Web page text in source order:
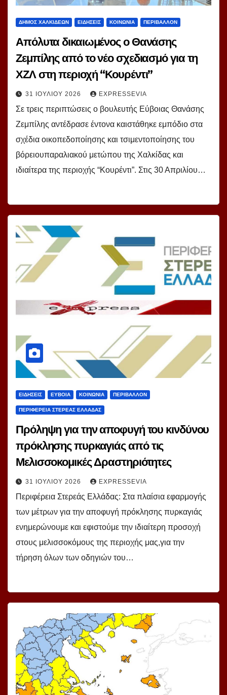
ΔΗΜΟΣ ΧΑΛΚΙΔΕΩΝ ΕΙΔΗΣΕΙΣ ΚΟΙΝΩΝΙΑ ΠΕΡΙΒΑΛΛΟΝ
Απόλυτα δικαιωμένος ο Θανάσης
Ζεμπίλης από το νέο σχεδιασμό για τη
ΧΖΛ στη περιοχή “Κουρέντι”
31 ΙΟΥΛΊΟΥ 2026 EXPRESSEVIA
Σε τρεις περιπτώσεις ο βουλευτής Εύβοιας Θανάσης
Ζεμπίλης αντέδρασε έντονα καιστάθηκε εμπόδιο στα
σχέδια οικοπεδοποίησης και τσιμεντοποίησης του
βόρειουπαραλιακού μετώπου της Χαλκίδας και
ιδιαίτερα της περιοχής “Κουρέντι”. Στις 30 Απριλίου…
ΕΙΔΗΣΕΙΣ ΕΥΒΟΙΑ ΚΟΙΝΩΝΙΑ ΠΕΡΙΒΑΛΛΟΝ
ΠΕΡΙΦΕΡΕΙΑ ΣΤΕΡΕΑΣ ΕΛΛΑΔΑΣ
Πρόληψη για την αποφυγή του κινδύνου
πρόκλησης πυρκαγιάς από τις
Μελισσοκομικές Δραστηριότητες
31 ΙΟΥΛΊΟΥ 2026 EXPRESSEVIA
Περιφέρεια Στερεάς Ελλάδας: Στα πλαίσια εφαρμογής
των μέτρων για την αποφυγή πρόκλησης πυρκαγιάς
ενημερώνουμε και εφιστούμε την ιδιαίτερη προσοχή
στους μελισσοκόμους της περιοχής μας,για την
τήρηση όλων των οδηγιών του…